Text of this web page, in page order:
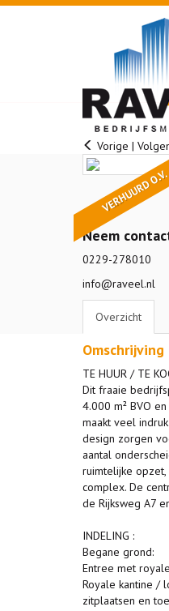
Vorige |
VERHUURD O.V.
Neem
0229-278010
info@raveel.nl
Overzicht
Omschrijving
TE HUUR / TE
Dit fraaie
4.000 m² BVO
maakt veel
design zorgen
aantal
ruimtelijke
complex. De
de Rijksweg A7
INDELING :
Begane grond:
Entree met
Royale kantine /
zitplaatsen en